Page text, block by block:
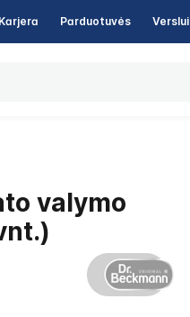
Karjera Parduotuvės Verslui
valymo